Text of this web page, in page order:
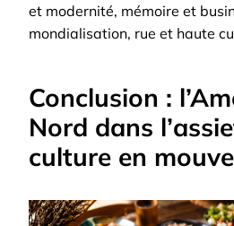
et modernité, mémoire et
mondialisation, rue et haute
Conclusion :
Nord dans
culture en